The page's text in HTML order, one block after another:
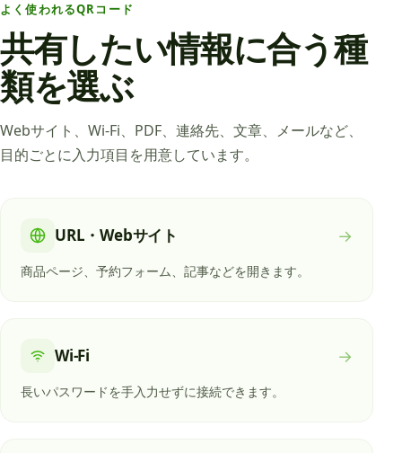
よく使われるQRコード
共有したい情報に合う種
類を選ぶ
Webサイト、Wi-Fi、PDF、連絡先、文章、メールなど、
目的ごとに入力項目を用意しています。
URL・Webサイト →
商品ページ、予約フォーム、記事などを開きます。
Wi-Fi →
長いパスワードを手入力せずに接続できます。